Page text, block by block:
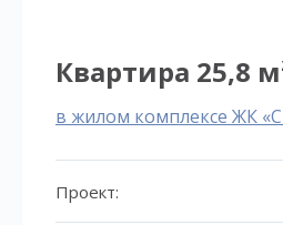
Квартира 25,8
в жилом комплексе ЖК
Проект: